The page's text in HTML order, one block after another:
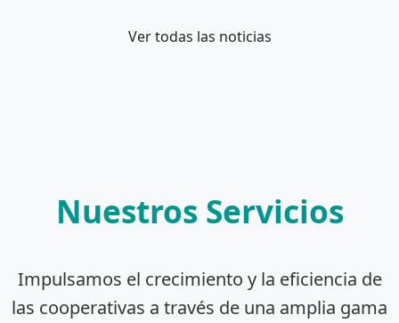
Ver todas las noticias
Nuestros Servicios
Impulsamos el crecimiento y la eficiencia de
las cooperativas a través de una amplia gama